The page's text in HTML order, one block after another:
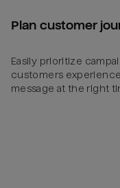
Plan customer
Easily prioritize
customers
message at the right